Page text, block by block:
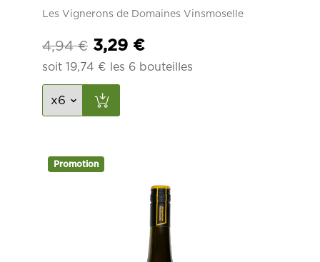
Les Vignerons de Domaines Vinsmoselle
4,94€ Le
prix
initial
était :
3,29 €Le
prix
soit 19,74 € les 6 bouteilles
Promotion